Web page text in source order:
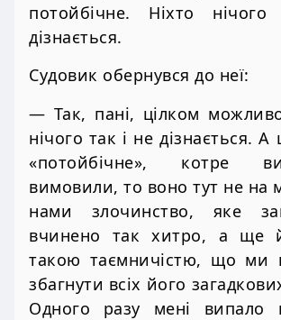
потойбічне. Ніхто
дізнається.
Судовик обернувся до неї:
— Так, пані, цілком
нічого так і не дізнається.
«потойбічне», котре
вимовили, то воно тут не на
нами злочинство, яке
вчинено так хитро, а ще
такою таємничістю, що ми
збагнути всіх його
Одного разу мені випало